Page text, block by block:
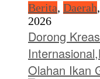
Berita, Daerah,
2026
Dorong
Olahan Ikan